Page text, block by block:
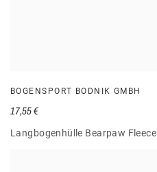
BOGENSPORT BODNIK GMBH
Langbogenhülle Bearpaw Fleece
17,55 €